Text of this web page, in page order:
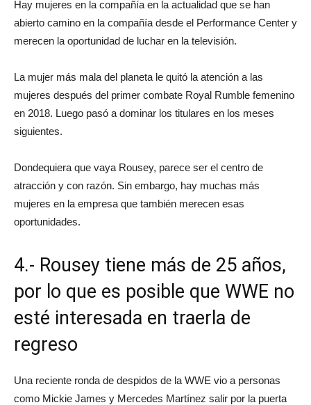
Hay mujeres en la compañía en la actualidad que se han
abierto camino en la compañía desde el Performance Center y
merecen la oportunidad de luchar en la televisión.
La mujer más mala del planeta le quitó la atención a las
mujeres después del primer combate Royal Rumble femenino
en 2018. Luego pasó a dominar los titulares en los meses
siguientes.
Dondequiera que vaya Rousey, parece ser el centro de
atracción y con razón. Sin embargo, hay muchas más
mujeres en la empresa que también merecen esas
oportunidades.
4.- Rousey tiene más de 25 años,
por lo que es posible que WWE no
esté interesada en traerla de
regreso
Una reciente ronda de despidos de la WWE vio a personas
como Mickie James y Mercedes Martínez salir por la puerta